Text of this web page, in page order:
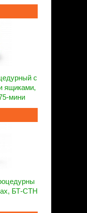
с
ящиками,
мини
БТ-СТН